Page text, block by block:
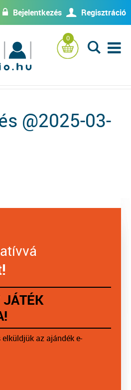
w Bejelentkezés U Regisztráció
0
L
@2025-03-
az ajándék e-